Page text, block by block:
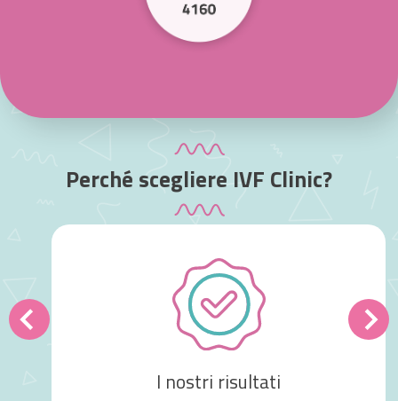
Perché scegliere IVF Clinic?
I nostri risultati